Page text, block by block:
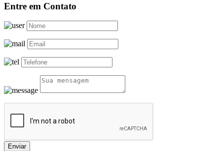
Entre em Contato
Enviar